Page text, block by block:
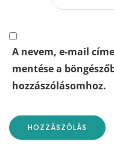
A nevem, e-mail
mentése a
hozzászólásomhoz.